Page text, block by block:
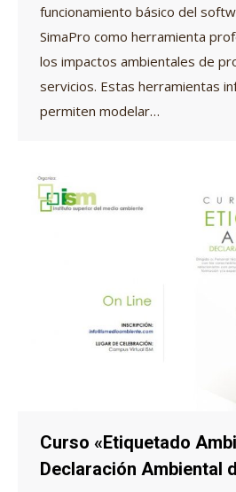
funcionamiento básico del
SimaPro como herramienta
los impactos ambientales de
servicios. Estas herramientas
permiten modelar…
Curso «Etiquetado
Declaración Ambiental